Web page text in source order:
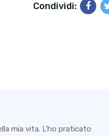
Condividi:
mia vita. L'ho praticato